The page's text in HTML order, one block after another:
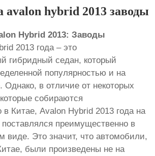
avalon hybrid 2013 заводы
Hybrid 2013: Заводы
2013 года – это
гибридный седан, который
популярностью и на
Однако, в отличие от некоторых
собираются
в Китае, Avalon Hybrid 2013 года на
поставлялся преимущественно в
виде. Это значит, что автомобили,
были произведены не на